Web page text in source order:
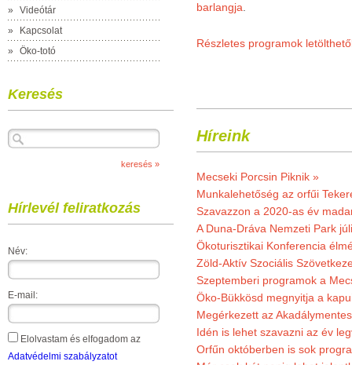
»
Videótár
»
Kapcsolat
»
Öko-totó
Keresés
Hírlevél feliratkozás
Név:
E-mail:
Elolvastam és elfogadom az
Adatvédelmi szabályzatot
barlangja
Részletes programok
Híreink
Mecseki Porcsin Piknik »
Munkalehetőség az orfűi
Szavazzon a 2020-as év
A Duna-Dráva Nemzeti Park
Ökoturisztikai Konferencia
Zöld-Aktív Szociális
Szeptemberi programok a
Öko-Bükkösd megnyitja a
Megérkezett az
Idén is lehet szavazni az év
Orfűn októberben is sok